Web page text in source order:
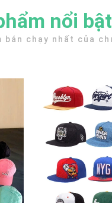
nổi bật
bán chạy nhất của